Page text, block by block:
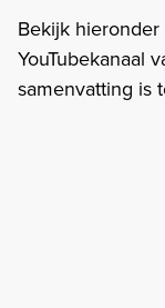
Bekijk
YouTubekanaal
samenvatting is